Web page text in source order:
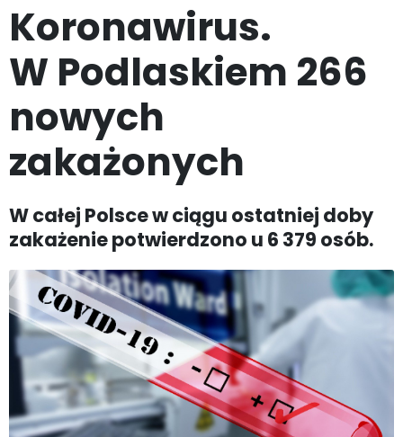
Koronawirus.
W Podlaskiem 266
nowych
zakażonych
W całej Polsce w ciągu ostatniej doby
zakażenie potwierdzono u 6 379 osób.